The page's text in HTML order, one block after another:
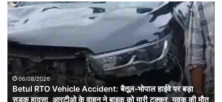
Betul
RTO
Vehicle
Accident:
बैतूल-
भोपाल
पर
बड़ा
सड़क
06/08/2026
Betul RTO Vehicle Accident: बैतूल-भोपाल हाईवे पर बड़ा
सड़क हादसा, आरटीओ के वाहन ने बाइक को मारी टक्कर, युवक की मौत